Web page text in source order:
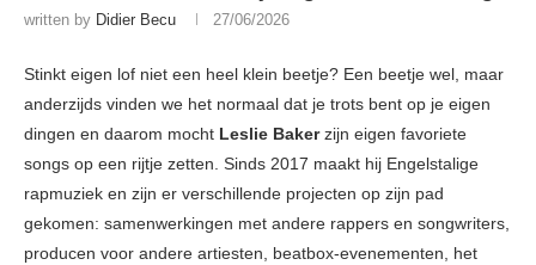
written by Didier Becu 27/06/2026
Stinkt eigen lof niet een heel klein beetje? Een beetje wel, maar
anderzijds vinden we het normaal dat je trots bent op je eigen
dingen en daarom mocht Leslie Bakerzijn eigen favoriete
songs op een rijtje zetten. Sinds 2017 maakt hij Engelstalige
rapmuziek en zijn er verschillende projecten op zijn pad
gekomen: samenwerkingen met andere rappers en songwriters,
producen voor andere artiesten, beatbox-evenementen, het